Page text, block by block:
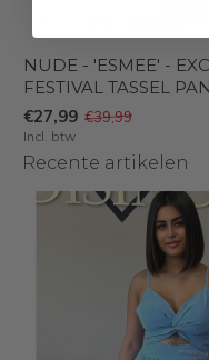
NUDE - 'ESMEE' -
FESTIVAL TASSEL
€27,99 €39,99
Incl. btw
Recente artikelen